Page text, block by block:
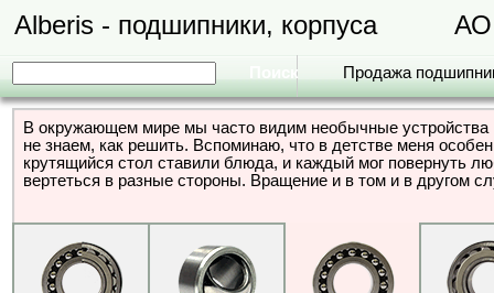
Alberis - подшипники, корпуса АО
Продажа
В окружающем мире мы часто видим необычные устройства
не знаем, как решить. Вспоминаю, что в детстве меня
крутящийся стол ставили блюда, и каждый мог повернуть
вертеться в разные стороны. Вращение и в том и в другом